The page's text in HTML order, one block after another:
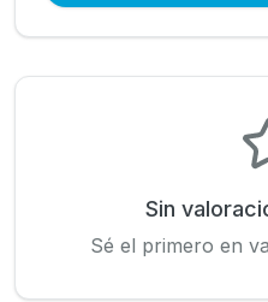
Sin
Sé el primero en